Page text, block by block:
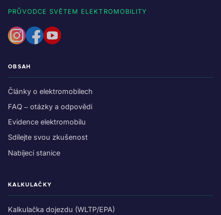
PRŮVODCE SVĚTEM ELEKTROMOBILITY
OBSAH
Články o elektromobilech
FAQ – otázky a odpovědi
Evidence elektromobilu
Sdílejte svou zkušenost
Nabíjecí stanice
KALKULAČKY
Kalkulačka dojezdu (WLTP/EPA)